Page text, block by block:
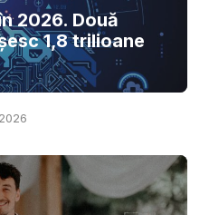
2026. Două
1,8 trilioane